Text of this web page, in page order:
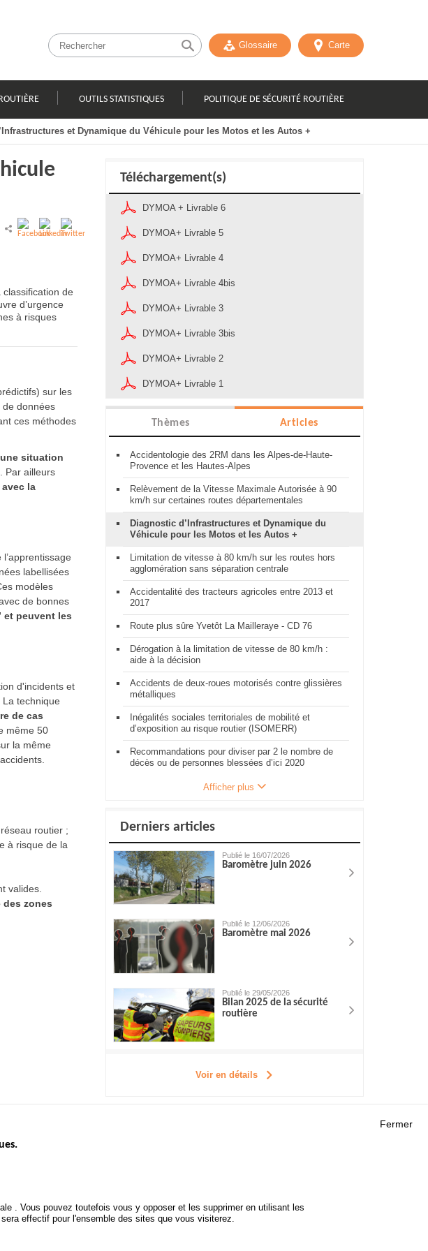
Glossaire Carte
OUTILS STATISTIQUES POLITIQUE DE SÉCURITÉ ROUTIÈRE
et Dynamique du Véhicule pour les Motos et les Autos +
de
d’urgence
à risques
sur les
de données
ces méthodes
situation
Par ailleurs
la
labellisées
modèles
de bonnes
et peuvent les
d'incidents et
La technique
de cas
même 50
la même
routier ;
à risque de la
valides.
des zones
Téléchargement(s)
DYMOA + Livrable 6
DYMOA+ Livrable 5
DYMOA+ Livrable 4
DYMOA+ Livrable 4bis
DYMOA+ Livrable 3
DYMOA+ Livrable 3bis
DYMOA+ Livrable 2
DYMOA+ Livrable 1
Thèmes Articles
Accidentologie des 2RM dans les Alpes-de-Haute-
Provence et les Hautes-Alpes
Relèvement de la Vitesse Maximale Autorisée à 90
km/h sur certaines routes départementales
Diagnostic d’Infrastructures et Dynamique du
Véhicule pour les Motos et les Autos +
Limitation de vitesse à 80 km/h sur les routes hors
agglomération sans séparation centrale
Accidentalité des tracteurs agricoles entre 2013 et
2017
Route plus sûre Yvetôt La Mailleraye - CD 76
Dérogation à la limitation de vitesse de 80 km/h :
aide à la décision
Accidents de deux-roues motorisés contre glissières
métalliques
Inégalités sociales territoriales de mobilité et
d’exposition au risque routier (ISOMERR)
Recommandations pour diviser par 2 le nombre de
décès ou de personnes blessées d’ici 2020
Afficher plus
Derniers articles
Publié le 16/07/2026
Baromètre juin 2026
Publié le 12/06/2026
Baromètre mai 2026
Publié le 29/05/2026
Bilan 2025 de la sécurité
routière
Voir en détails
POLITIQUE DE SÉCURITÉ
ROUTIÈRE
Fermer
. Vous pouvez toutefois vous y opposer et les supprimer en utilisant les
effectif pour l'ensemble des sites que vous visiterez.